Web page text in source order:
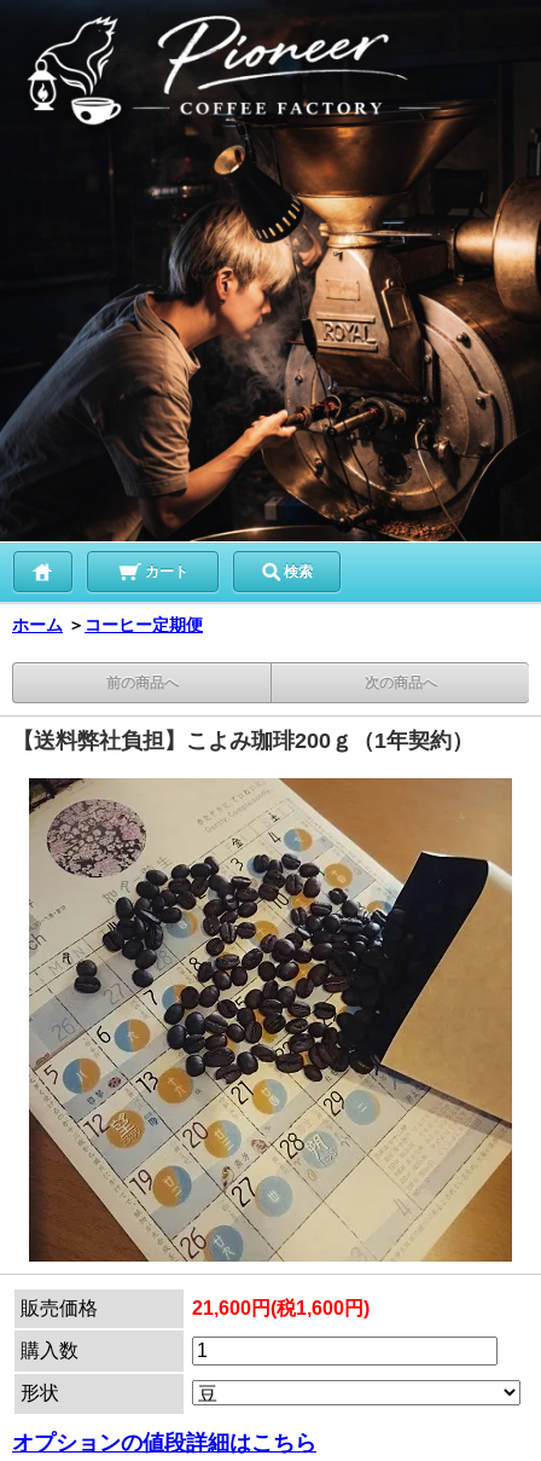
カート 検索
ホーム ＞ コーヒー定期便
前の商品へ 次の商品へ
【送料弊社負担】こよみ珈琲200ｇ（1年契約）
販売価格 21,600円(税1,600円)
購入数
形状
オプションの値段詳細はこちら